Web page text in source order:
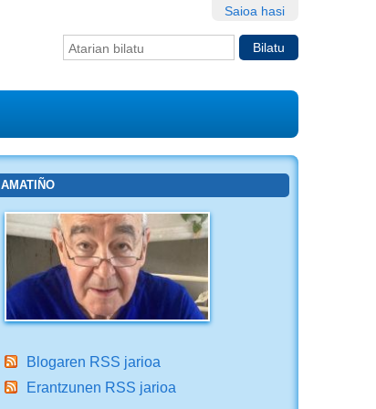
Saioa hasi
Bilatu atarian
AMATIÑO
Blogaren RSS jarioa
Erantzunen RSS jarioa